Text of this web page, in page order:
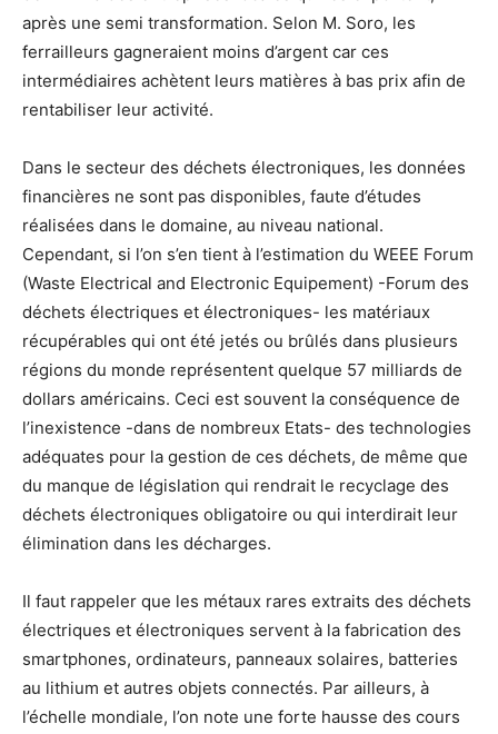
après une semi transformation. Selon M. Soro, les
ferrailleurs gagneraient moins d’argent car ces
intermédiaires achètent leurs matières à bas prix afin de
rentabiliser leur activité.
Dans le secteur des déchets électroniques, les données
financières ne sont pas disponibles, faute d’études
réalisées dans le domaine, au niveau national.
Cependant, si l’on s’en tient à l’estimation du WEEE Forum
(Waste Electrical and Electronic Equipement) -Forum des
déchets électriques et électroniques- les matériaux
récupérables qui ont été jetés ou brûlés dans plusieurs
régions du monde représentent quelque 57 milliards de
dollars américains. Ceci est souvent la conséquence de
l’inexistence -dans de nombreux Etats- des technologies
adéquates pour la gestion de ces déchets, de même que
du manque de législation qui rendrait le recyclage des
déchets électroniques obligatoire ou qui interdirait leur
élimination dans les décharges.
Il faut rappeler que les métaux rares extraits des déchets
électriques et électroniques servent à la fabrication des
smartphones, ordinateurs, panneaux solaires, batteries
au lithium et autres objets connectés. Par ailleurs, à
l’échelle mondiale, l’on note une forte hausse des cours